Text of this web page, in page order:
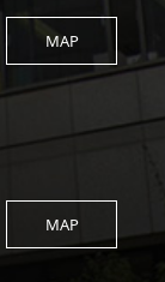
MAP
MAP